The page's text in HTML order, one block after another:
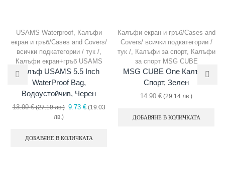
USAMS Waterproof,
Калъфи
екран и гръб/Cases and Covers/
всички подкатегории / тук /,
Калъфи екран+гръб USAMS
Калъф USAMS 5.5 Inch
WaterProof Bag,
Водоустойчив, Черен
13.90€(27.19 лв.) Original
13.90 €
9.73 €(19.03
лв.)Текущата
е:
ДОБАВЯНЕ В КОЛИЧКАТА
Калъфи екран и гръб/Cases and
Covers/ всички подкатегории /
тук /, Калъфи за спорт, Калъфи
за спорт MSG CUBE
MSG CUBE One Калъфи
Спорт, Зелен
14.90 € (29.14 лв.)
ДОБАВЯНЕ В КОЛИЧКАТА